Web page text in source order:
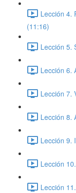
Lección 4.
(11:16)
Lección 5.
Lección 6.
Lección 7.
Lección 8.
Lección 9.
Lección
Lección